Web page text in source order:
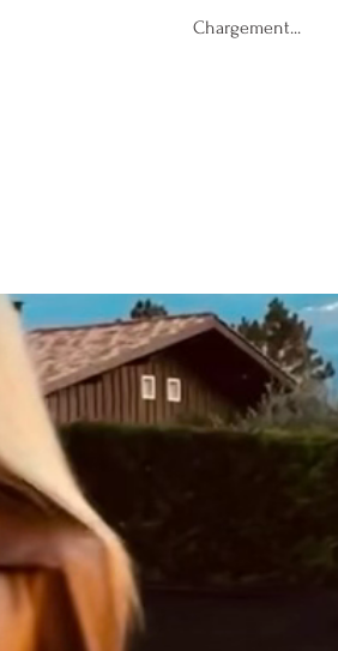
Chargement...